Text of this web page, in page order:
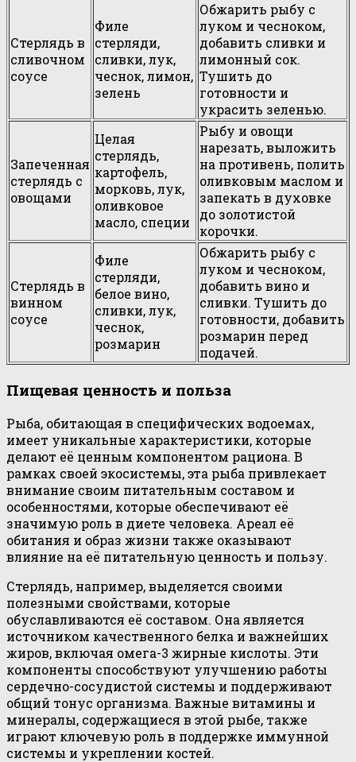
Стерлядь в
сливочном
соусе
Филе
стерляди,
сливки, лук,
чеснок, лимон,
зелень
Обжарить рыбу с
луком и чесноком,
добавить сливки и
лимонный сок.
Тушить до
готовности и
украсить зеленью.
Запеченная
стерлядь с
овощами
Целая
стерлядь,
картофель,
морковь, лук,
оливковое
масло, специи
Рыбу и овощи
нарезать, выложить
на противень, полить
оливковым маслом и
запекать в духовке
до золотистой
корочки.
Стерлядь в
винном
соусе
Филе
стерляди,
белое вино,
сливки, лук,
чеснок,
розмарин
Обжарить рыбу с
луком и чесноком,
добавить вино и
сливки. Тушить до
готовности, добавить
розмарин перед
подачей.
Пищевая ценность и польза
Рыба, обитающая в специфических водоемах,
имеет уникальные характеристики, которые
делают её ценным компонентом рациона. В
рамках своей экосистемы, эта рыба привлекает
внимание своим питательным составом и
особенностями, которые обеспечивают её
значимую роль в диете человека. Ареал её
обитания и образ жизни также оказывают
влияние на её питательную ценность и пользу.
Стерлядь, например, выделяется своими
полезными свойствами, которые
обуславливаются её составом. Она является
источником качественного белка и важнейших
жиров, включая омега-3 жирные кислоты. Эти
компоненты способствуют улучшению работы
сердечно-сосудистой системы и поддерживают
общий тонус организма. Важные витамины и
минералы, содержащиеся в этой рыбе, также
играют ключевую роль в поддержке иммунной
системы и укреплении костей.